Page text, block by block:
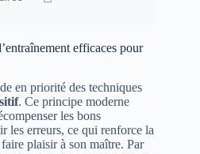
efficaces pour
en priorité des techniques
. Ce principe moderne
les bons
les erreurs, ce qui renforce la
plaisir à son maître. Par